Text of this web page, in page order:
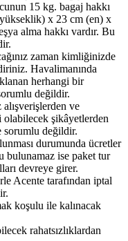
15 kg. bagaj hakkı
x 23 cm (en) x
alma hakkı vardır. Bu
zaman kimliğinizde
Havalimanında
herhangi bir
değildir.
alışverişlerden ve
olabilecek şikâyetlerden
sorumlu değildir.
durumunda ücretler
bulunamaz ise paket tur
devreye girer.
Acente tarafından iptal
koşulu ile kalınacak
rahatsızlıklardan